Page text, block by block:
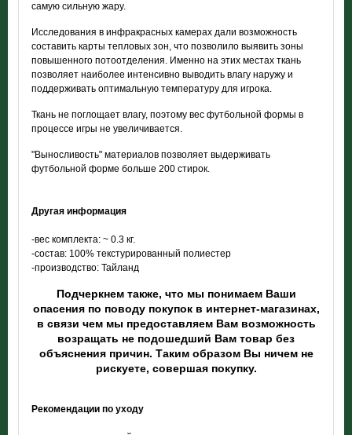
самую сильную жару.
Исследования в инфракрасных камерах дали возможность
составить карты тепловых зон, что позволило выявить зоны
повышенного потоотделения. Именно на этих местах ткань
позволяет наиболее интенсивно выводить влагу наружу и
поддерживать оптимальную температуру для игрока.
Ткань не поглощает влагу, поэтому вес футбольной формы в
процессе игры не увеличивается.
"Выносливость" материалов позволяет выдерживать
футбольной форме больше 200 стирок.
Другая информация
-вес комплекта: ~ 0.3 кг.
-состав: 100% текстурированный полиестер
-производство: Тайланд
Подчеркнем также, что мы понимаем Ваши
опасения по поводу покупок в интернет-магазинах,
в связи чем мы предоставляем Вам возможность
возращать не подошедший Вам товар без
объяснения причин. Таким образом Вы ничем не
рискуете, совершая покупку.
Рекомендации по уходу